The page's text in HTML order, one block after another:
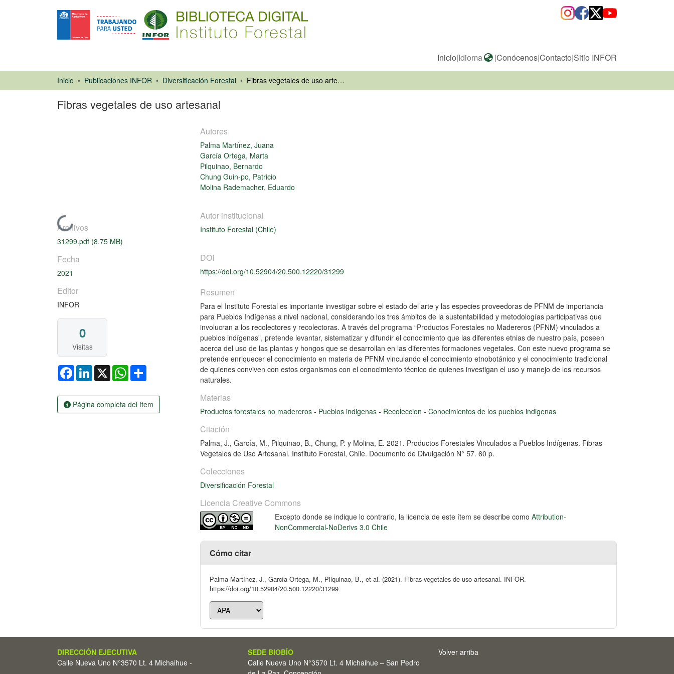
Inicio|Idioma |Conócenos|Contacto|Sitio INFOR
Inicio Publicaciones INFOR Diversificación Forestal Fibras vegetales de uso artesanal
Fibras vegetales de uso artesanal
Cargando...
Archivos
31299.pdf (8.75 MB)
Fecha
2021
Editor
INFOR
0
Visitas
FacebookLinkedIn
X WhatsApp
Página completa del ítem
Autores
Palma Martínez, Juana
García Ortega, Marta
Pilquinao, Bernardo
Chung Guin-po, Patricio
Molina Rademacher, Eduardo
Autor institucional
Instituto Forestal (Chile)
DOI
https://doi.org/10.52904/20.500.12220/31299
Resumen
Para el Instituto Forestal es importante investigar sobre el estado del arte y las especies proveedoras de PFNM de importancia
para Pueblos Indígenas a nivel nacional, considerando los tres ámbitos de la sustentabilidad y metodologías participativas que
involucran a los recolectores y recolectoras. A través del programa “Productos Forestales no Madereros (PFNM) vinculados a
pueblos indígenas”, pretende levantar, sistematizar y difundir el conocimiento que las diferentes etnias de nuestro país, poseen
acerca del uso de las plantas y hongos que se desarrollan en las diferentes formaciones vegetales. Con este nuevo programa se
pretende enriquecer el conocimiento en materia de PFNM vinculando el conocimiento etnobotánico y el conocimiento tradicional
de quienes conviven con estos organismos con el conocimiento técnico de quienes investigan el uso y manejo de los recursos
naturales.
Materias
Productos forestales no madereros - Pueblos indigenas - Recoleccion - Conocimientos de los pueblos indigenas
Citación
Palma, J., García, M., Pilquinao, B., Chung, P. y Molina, E. 2021. Productos Forestales Vinculados a Pueblos Indígenas. Fibras
Vegetales de Uso Artesanal. Instituto Forestal, Chile. Documento de Divulgación N° 57. 60 p.
Colecciones
Diversificación Forestal
Licencia Creative Commons
Excepto donde se indique lo contrario, la licencia de este ítem se describe como Attribution-
NonCommercial-NoDerivs 3.0 Chile
Cómo citar
Palma Martínez, J., García Ortega, M., Pilquinao, B., et al. (2021). Fibras vegetales de uso artesanal. INFOR.
https://doi.org/10.52904/20.500.12220/31299
DIRECCIÓN EJECUTIVA
Calle Nueva Uno N°3570 Lt. 4 Michaihue -
SEDE BIOBÍO
Calle Nueva Uno N°3570 Lt. 4 Michaihue – San Pedro
Volver arriba